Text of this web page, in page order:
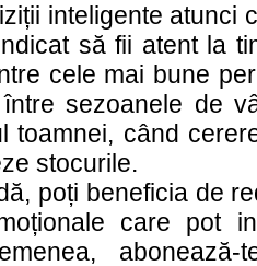
inteligente atunci
să fii atent la
cele mai bune
sezoanele de
toamnei, când
stocurile.
poți beneficia de
care pot
abonează-